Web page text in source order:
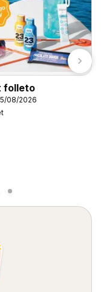
folleto
08/2026